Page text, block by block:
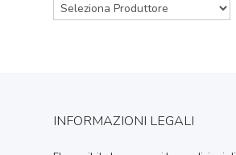
INFORMAZIONI LEGALI